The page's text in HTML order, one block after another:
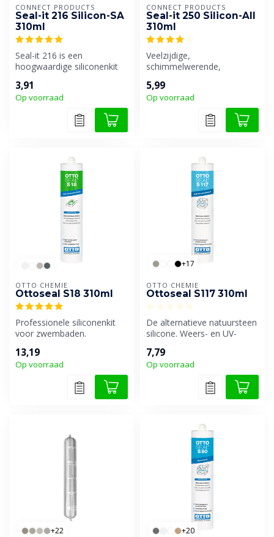
CONNECT PRODUCTS
Seal-it 216 Silicon-SA
310ml
Seal-it 216 is een
hoogwaardige siliconenkit
schimmelwere...
3,91
Op voorraad
CONNECT PRODUCTS
Seal-it 250 Silicon-All
310ml
Veelzijdige,
schimmelwerende,
uithardende siliconenki...
5,99
Op voorraad
OTTO CHEMIE
Ottoseal S18 310ml
Professionele siliconenkit
voor zwembaden.
13,19
Op voorraad
+17
OTTO CHEMIE
Ottoseal S117 310ml
De alternatieve natuursteen
silicone. Weers- en UV-
kwalitei...
7,79
Op voorraad
+22 +20